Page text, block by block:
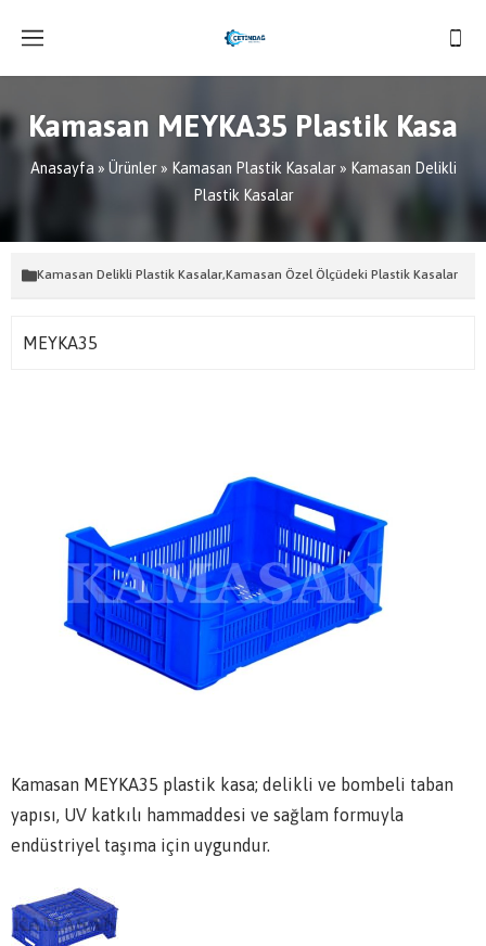
Kamasan MEYKA35 Plastik Kasa
Anasayfa » Ürünler» Kamasan Plastik Kasalar» Kamasan Delikli
Plastik Kasalar
Kamasan Delikli Plastik Kasalar,Kamasan Özel Ölçüdeki Plastik Kasalar
MEYKA35
Kamasan MEYKA35 plastik kasa; delikli ve bombeli taban
yapısı, UV katkılı hammaddesi ve sağlam formuyla
endüstriyel taşıma için uygundur.